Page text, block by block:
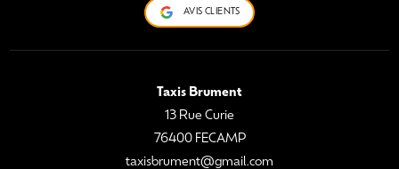
AVIS CLIENTS
Taxis Brument
13 Rue Curie
76400 FECAMP
taxisbrument@gmail.com